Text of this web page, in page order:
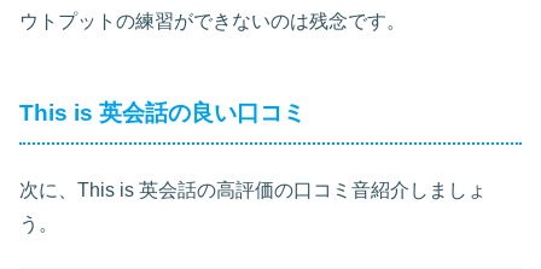
ウトプットの練習ができないのは残念です。
This is 英会話の良い口コミ
次に、This is 英会話の高評価の口コミ音紹介しましょ
う。